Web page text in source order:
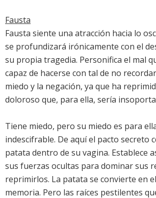
Fausta
Fausta siente una atracción hacia lo
se profundizará irónicamente con el
su propia tragedia. Personifica el mal
capaz de hacerse con tal de no
miedo y la negación, ya que ha
doloroso que, para ella, sería
Tiene miedo, pero su miedo es para
indescifrable. De aquí el pacto secreto
patata dentro de su vagina. Establece
sus fuerzas ocultas para dominar sus
reprimirlos. La patata se convierte en
memoria. Pero las raíces pestilentes